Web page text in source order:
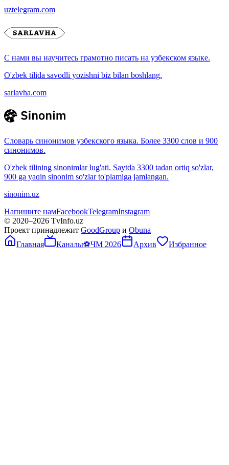
uztelegram.com
С нами вы научитесь грамотно писать на узбекском языке.
O'zbek tilida savodli yozishni biz bilan boshlang.
sarlavha.com
Словарь синонимов узбекского языка. Более 3300 слов и 900
синонимов.
O'zbek tilining sinonimlar lug'ati. Saytda 3300 tadan ortiq so'zlar,
900 ga yaqin sinonim so'zlar to'plamiga jamlangan.
sinonim.uz
Напишите намFacebookTelegramInstagram
© 2020–2026 TvInfo.uz
Проект принадлежит GoodGroup и Obuna
Главная
Каналы⚽ЧМ 2026 Архив Избранное